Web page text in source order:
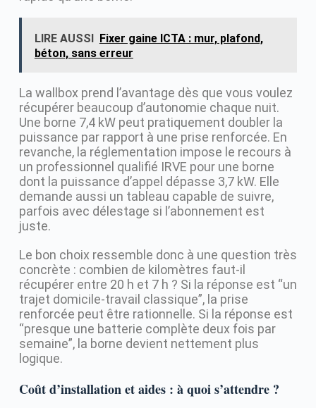
LIRE AUSSI
Fixer gaine ICTA : mur, plafond,
béton, sans erreur
La wallbox prend l’avantage dès que vous voulez
récupérer beaucoup d’autonomie chaque nuit.
Une borne 7,4 kW peut pratiquement doubler la
puissance par rapport à une prise renforcée. En
revanche, la réglementation impose le recours à
un professionnel qualifié IRVE pour une borne
dont la puissance d’appel dépasse 3,7 kW. Elle
demande aussi un tableau capable de suivre,
parfois avec délestage si l’abonnement est
juste.
Le bon choix ressemble donc à une question très
concrète : combien de kilomètres faut-il
récupérer entre 20 h et 7 h ? Si la réponse est “un
trajet domicile-travail classique”, la prise
renforcée peut être rationnelle. Si la réponse est
“presque une batterie complète deux fois par
semaine”, la borne devient nettement plus
logique.
Coût d’installation et aides : à quoi s’attendre ?